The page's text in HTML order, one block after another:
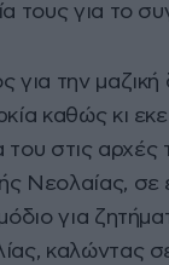
για το
την
καθώς κι
του στις
Νεολαίας, σε
για
καλώντας